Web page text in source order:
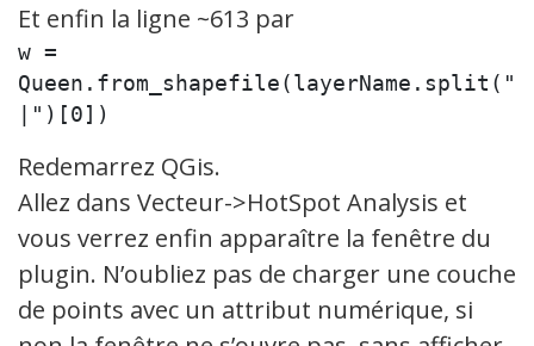
Et enfin la ligne ~613 par
w =
Queen.from_shapefile(layerName.split("
|")[0])
Redemarrez QGis.
Allez dans Vecteur->HotSpot Analysis et
vous verrez enfin apparaître la fenêtre du
plugin. N’oubliez pas de charger une couche
de points avec un attribut numérique, si